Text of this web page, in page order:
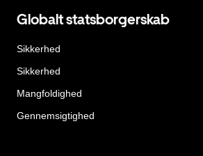
Globalt statsborgerskab
Sikkerhed
Sikkerhed
Mangfoldighed
Gennemsigtighed